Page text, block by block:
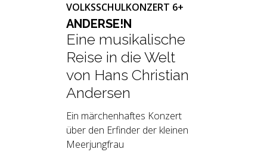
VOLKSSCHULKONZERT 6+
AN­DER­SE!N
Eine musikalische
Reise in die Welt
von Hans Christian
Andersen
Ein märchenhaftes Konzert
über den Erfinder der kleinen
Meerjungfrau